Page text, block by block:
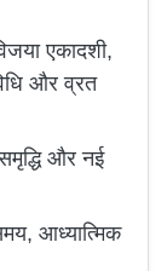
एकादशी,
और व्रत
और नई
आध्यात्मिक